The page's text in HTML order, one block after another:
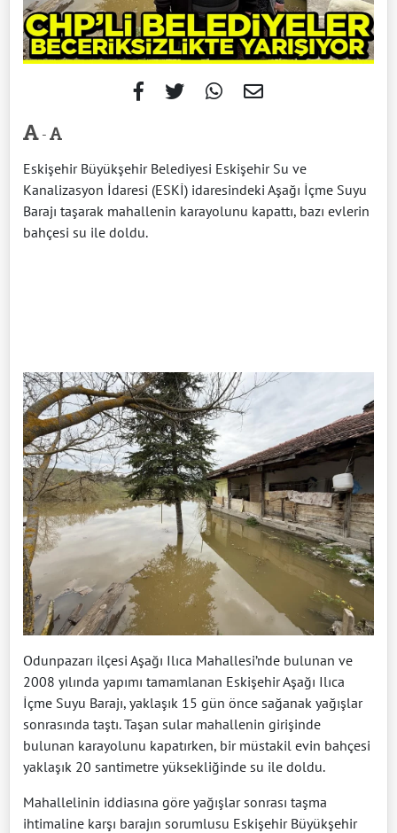
-
Eskişehir Büyükşehir Belediyesi Eskişehir Su ve
Kanalizasyon İdaresi (ESKİ) idaresindeki Aşağı İçme Suyu
Barajı taşarak mahallenin karayolunu kapattı, bazı evlerin
bahçesi su ile doldu.
Odunpazarı ilçesi Aşağı Ilıca Mahallesi’nde bulunan ve
2008 yılında yapımı tamamlanan Eskişehir Aşağı Ilıca
İçme Suyu Barajı, yaklaşık 15 gün önce sağanak yağışlar
sonrasında taştı. Taşan sular mahallenin girişinde
bulunan karayolunu kapatırken, bir müstakil evin bahçesi
yaklaşık 20 santimetre yüksekliğinde su ile doldu.
Mahallelinin iddiasına göre yağışlar sonrası taşma
ihtimaline karşı barajın sorumlusu Eskişehir Büyükşehir